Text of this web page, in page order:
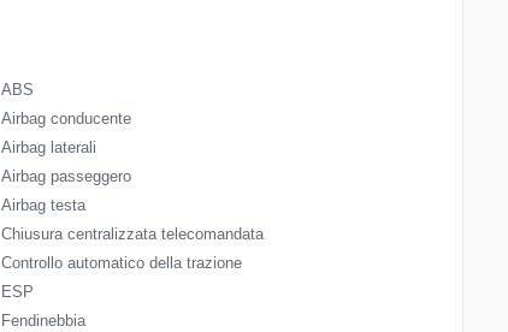
ABS
Airbag conducente
Airbag laterali
Airbag passeggero
Airbag testa
Chiusura centralizzata telecomandata
Controllo automatico della trazione
ESP
Fendinebbia